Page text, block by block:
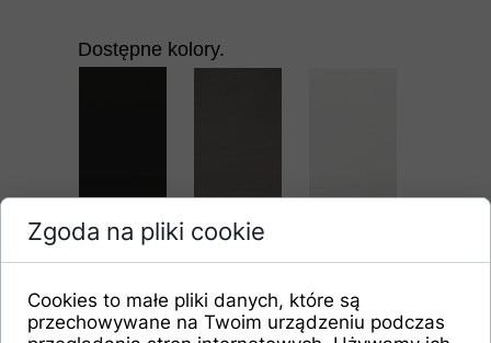
tytan
czarny
Dostępne kolory.
Zgoda na pliki cookie
Cookies to małe pliki danych, które są
przechowywane na Twoim urządzeniu podczas